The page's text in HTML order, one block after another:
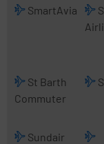
SmartAvia
St Barth
Commuter
Sundair